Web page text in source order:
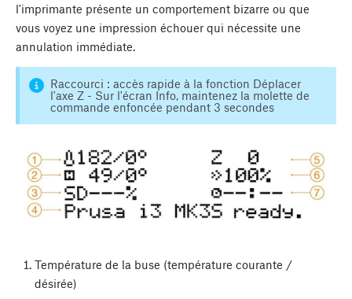
l'imprimante présente un comportement bizarre ou que
vous voyez une impression échouer qui nécessite une
annulation immédiate.
Raccourci : accès rapide à la fonction Déplacer
l'axe Z - Sur l'écran Info, maintenez la molette de
commande enfoncée pendant 3 secondes
Température de la buse (température courante /
désirée)